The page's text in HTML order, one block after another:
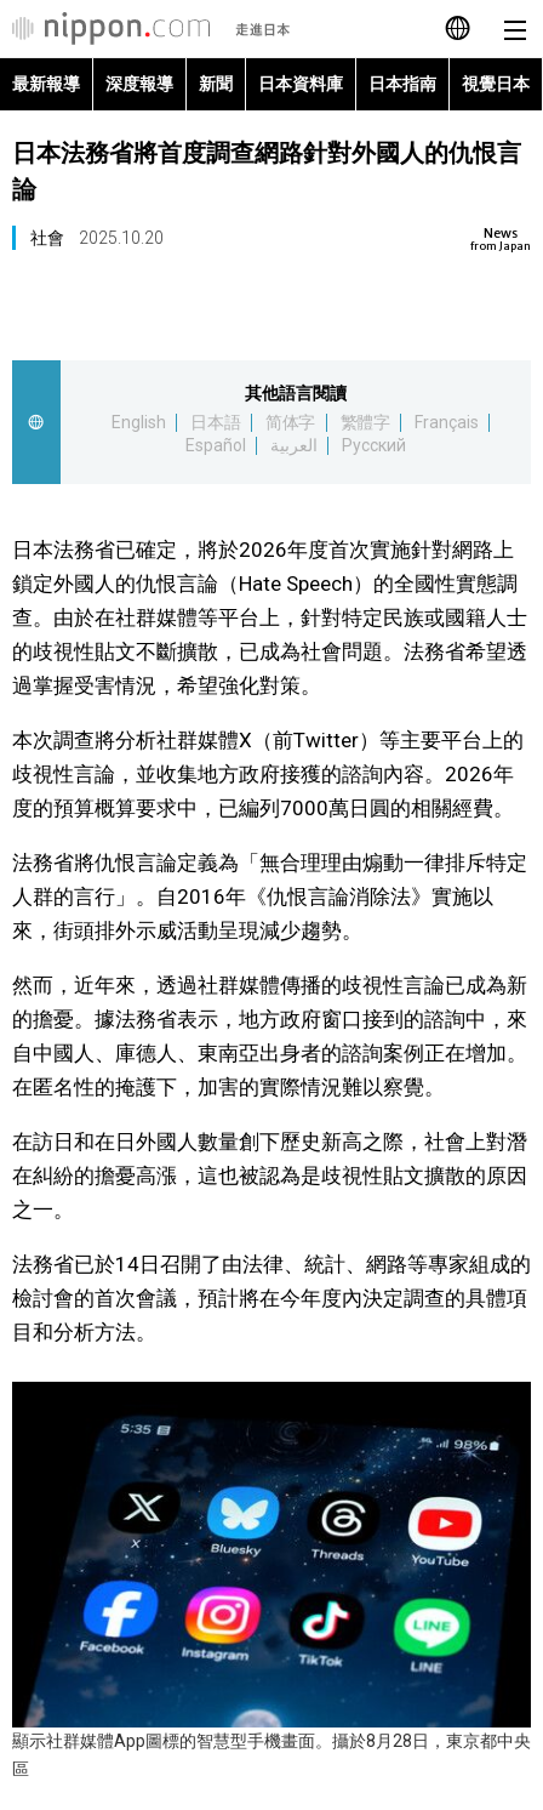
日本語
English
最新報導
視覺日本
臺灣香港
人物訪談
日本入門
政治外交
社會
財經
文化
科學技術
生活
運動
工作勞動
家庭
醫療健康
語言
official SNS
最新報導 深度報導 新聞 日本資料庫 日本指南 視覺日本
日本法務省將首度調查網路針對外國人的仇恨言
論
News
from Japan
社會 2025.10.20
其他語言閱讀
English
日本語 简体字 繁體字
Français
Español
العربية Русский
日本法務省已確定，將於2026年度首次實施針對網路上
鎖定外國人的仇恨言論（Hate Speech）的全國性實態調
查。由於在社群媒體等平台上，針對特定民族或國籍人士
的歧視性貼文不斷擴散，已成為社會問題。法務省希望透
過掌握受害情況，希望強化對策。
本次調查將分析社群媒體X（前Twitter）等主要平台上的
歧視性言論，並收集地方政府接獲的諮詢內容。2026年
度的預算概算要求中，已編列7000萬日圓的相關經費。
法務省將仇恨言論定義為「無合理理由煽動一律排斥特定
人群的言行」。自2016年《仇恨言論消除法》實施以
來，街頭排外示威活動呈現減少趨勢。
然而，近年來，透過社群媒體傳播的歧視性言論已成為新
的擔憂。據法務省表示，地方政府窗口接到的諮詢中，來
自中國人、庫德人、東南亞出身者的諮詢案例正在增加。
在匿名性的掩護下，加害的實際情況難以察覺。
在訪日和在日外國人數量創下歷史新高之際，社會上對潛
在糾紛的擔憂高漲，這也被認為是歧視性貼文擴散的原因
之一。
法務省已於14日召開了由法律、統計、網路等專家組成的
檢討會的首次會議，預計將在今年度內決定調查的具體項
目和分析方法。
顯示社群媒體App圖標的智慧型手機畫面。攝於8月28日，東京都中央
區